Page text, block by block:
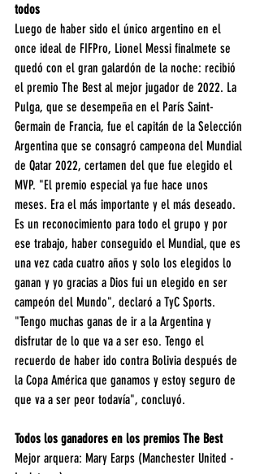
todos
Luego de haber sido el único argentino en el
once ideal de FIFPro, Lionel Messi finalmete se
quedó con el gran galardón de la noche: recibió
el premio The Best al mejor jugador de 2022. La
Pulga, que se desempeña en el París Saint-
Germain de Francia, fue el capitán de la Selección
Argentina que se consagró campeona del Mundial
de Qatar 2022, certamen del que fue elegido el
MVP. "El premio especial ya fue hace unos
meses. Era el más importante y el más deseado.
Es un reconocimiento para todo el grupo y por
ese trabajo, haber conseguido el Mundial, que es
una vez cada cuatro años y solo los elegidos lo
ganan y yo gracias a Dios fui un elegido en ser
campeón del Mundo", declaró a TyC Sports.
"Tengo muchas ganas de ir a la Argentina y
disfrutar de lo que va a ser eso. Tengo el
recuerdo de haber ido contra Bolivia después de
la Copa América que ganamos y estoy seguro de
que va a ser peor todavía", concluyó.
Todos los ganadores en los premios The Best
Mejor arquera: Mary Earps (Manchester United -